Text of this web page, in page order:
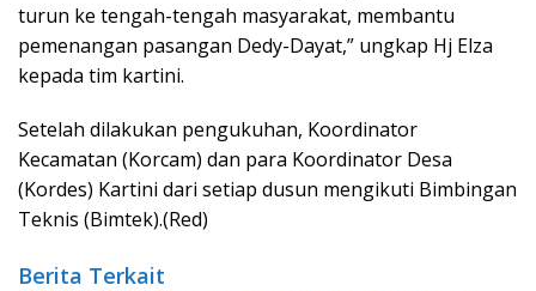
turun ke tengah-tengah masyarakat, membantu
pemenangan pasangan Dedy-Dayat,” ungkap Hj Elza
kepada tim kartini.
Setelah dilakukan pengukuhan, Koordinator
Kecamatan (Korcam) dan para Koordinator Desa
(Kordes) Kartini dari setiap dusun mengikuti Bimbingan
Teknis (Bimtek).(Red)
Berita Terkait